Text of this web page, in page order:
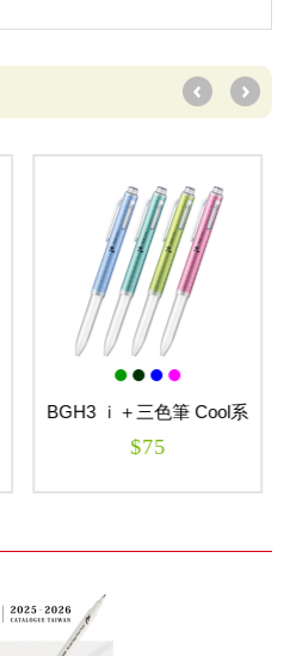
BGH3 ｉ＋三色筆 Cool系
列
$75